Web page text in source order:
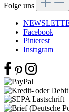
Folge uns
Facebook
Pinterest
Instagram